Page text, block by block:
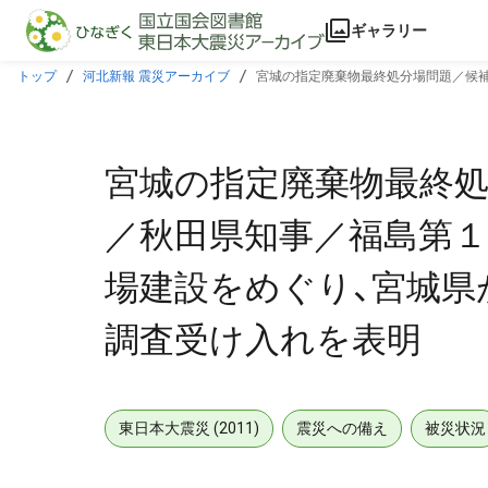
本文に飛ぶ
ギャラリー
トップ 河北新報 震災アーカイブ
宮城の指定廃棄物最終処分場問題／候
宮城の指定廃棄物最終
／秋田県知事／福島第
場建設をめぐり、宮城
調査受け入れを表明
東日本大震災 (2011) 震災への備え 被災状況